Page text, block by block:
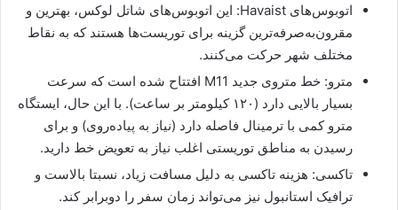
اتوبوس‌های Havaist: این اتوبوس‌های شاتل لوکس، بهترین و
مقرون‌به‌صرفه‌ترین گزینه برای توریست‌ها هستند که به نقاط
مختلف شهر حرکت می‌کنند.
مترو: خط متروی جدید M11 افتتاح شده است که سرعت
بسیار بالایی دارد (۱۲۰ کیلومتر بر ساعت). با این حال، ایستگاه
مترو کمی با ترمینال فاصله دارد (نیاز به پیاده‌روی) و برای
رسیدن به مناطق توریستی اغلب نیاز به تعویض خط دارید.
تاکسی: هزینه تاکسی به دلیل مسافت زیاد، نسبتا بالاست و
ترافیک استانبول نیز می‌تواند زمان سفر را دوبرابر کند.